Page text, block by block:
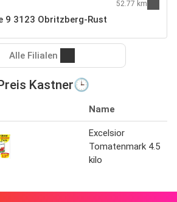
9 3123 Obritzberg-Rust
52.77 km
Alle Filialen
Kastner🕒
Name
Excelsior
Tomatenmark 4.5
kilo